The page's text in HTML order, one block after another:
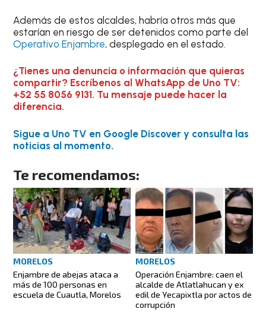
Además de estos alcaldes, habría otros más que
estarían en riesgo de ser detenidos como parte del
Operativo Enjambre, desplegado en el estado.
¿Tienes una denuncia o información que quieras
compartir? Escríbenos al WhatsApp de Uno TV:
+52 55 8056 9131. Tu mensaje puede hacer la
diferencia.
Sigue a Uno TV en Google Discover y consulta las
noticias al momento.
Te recomendamos:
MORELOS
Enjambre de abejas ataca a
más de 100 personas en
escuela de Cuautla, Morelos
MORELOS
Operación Enjambre: caen el
alcalde de Atlatlahucan y ex
edil de Yecapixtla por actos de
corrupción